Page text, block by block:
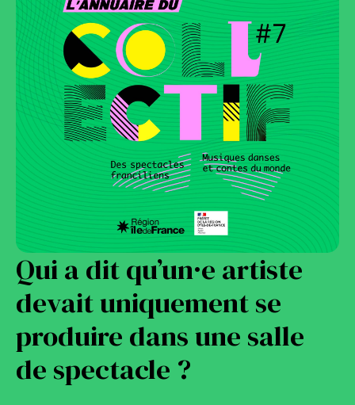
Qui a dit qu’un·e artiste
devait uniquement se
produire dans une salle
de spectacle ?